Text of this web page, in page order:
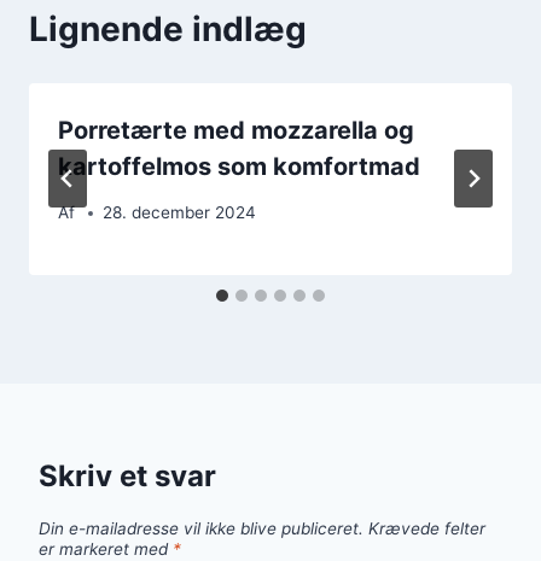
Lignende indlæg
Porretærte med mozzarella og
kartoffelmos som komfortmad
Af 28. december 2024
Skriv et svar
Din e-mailadresse vil ikke blive publiceret. Krævede felter
er markeret med *